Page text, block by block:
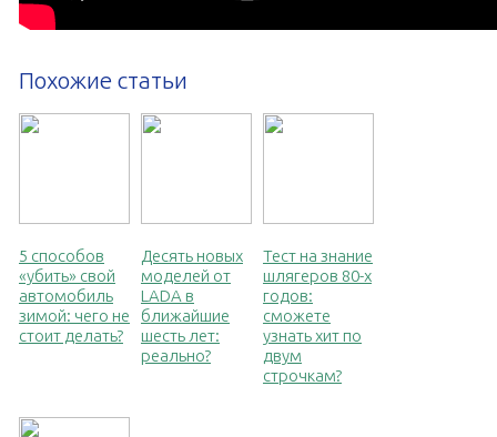
Похожие статьи
5 способов
«убить» свой
автомобиль
зимой: чего не
стоит делать?
Десять новых
моделей от
LADA в
ближайшие
шесть лет:
реально?
Тест на знание
шлягеров 80-х
годов:
сможете
узнать хит по
двум
строчкам?